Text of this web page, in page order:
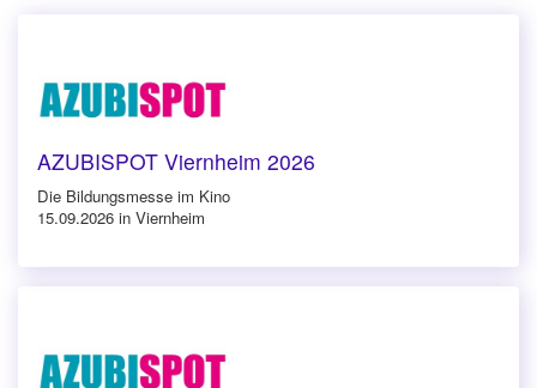
AZUBISPOT Viernheim 2026
Die Bildungsmesse im Kino
15.09.2026 in Viernheim